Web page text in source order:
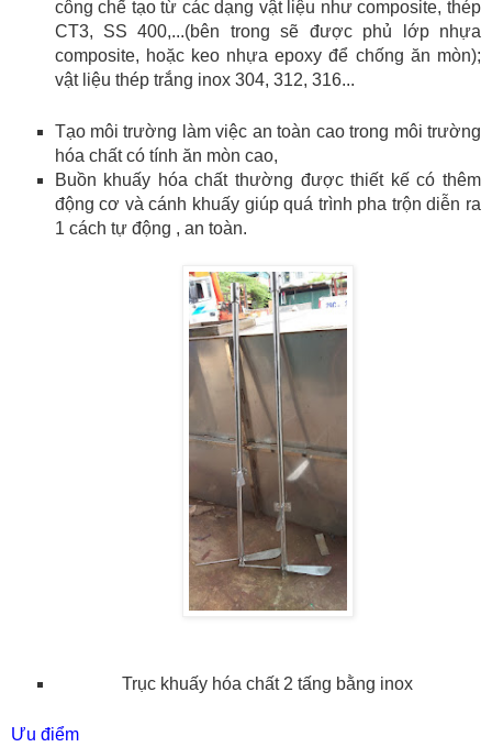
công chế tạo từ các dạng vật liệu như composite, thép
CT3, SS 400,...(bên trong sẽ được phủ lớp nhựa
composite, hoặc keo nhựa epoxy để chống ăn mòn);
vật liệu thép trắng inox 304, 312, 316...
Tạo môi trường làm việc an toàn cao trong môi trường
hóa chất có tính ăn mòn cao,
Buồn khuấy hóa chất thường được thiết kế có thêm
động cơ và cánh khuấy giúp quá trình pha trộn diễn ra
1 cách tự động , an toàn.
Trục khuấy hóa chất 2 tấng bằng inox
Ưu điểm